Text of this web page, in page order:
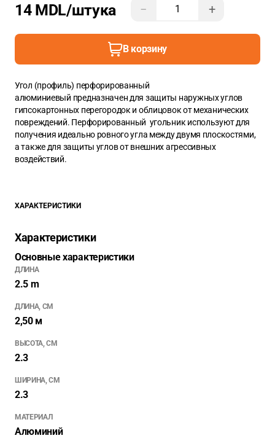
14 MDL/штука − +
В корзину
Угол (профиль) перфорированный
алюминиевый предназначен для защиты наружных углов
гипсокартонных перегородок и облицовок от механических
повреждений. Перфорированный угольник используют для
получения идеально ровного угла между двумя плоскостями,
а также для защиты углов от внешних агрессивных
воздействий.
ХАРАКТЕРИСТИКИ
Характеристики
Основные характеристики
ДЛИНА
2.5 m
ДЛИНА, СМ
2,50 м
ВЫСОТА, СМ
2.3
ШИРИНА, СМ
2.3
МАТЕРИАЛ
Алюминий